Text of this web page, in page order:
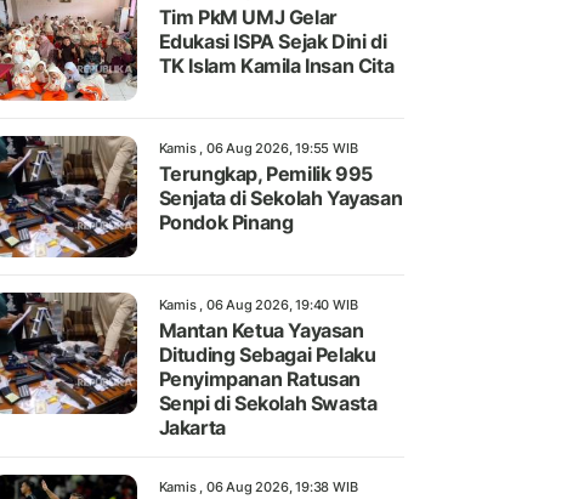
Tim PkM UMJ Gelar
Edukasi ISPA Sejak Dini di
TK Islam Kamila Insan Cita
Kamis , 06 Aug 2026, 19:55 WIB
Terungkap, Pemilik 995
Senjata di Sekolah Yayasan
Pondok Pinang
Kamis , 06 Aug 2026, 19:40 WIB
Mantan Ketua Yayasan
Dituding Sebagai Pelaku
Penyimpanan Ratusan
Senpi di Sekolah Swasta
Jakarta
Kamis , 06 Aug 2026, 19:38 WIB